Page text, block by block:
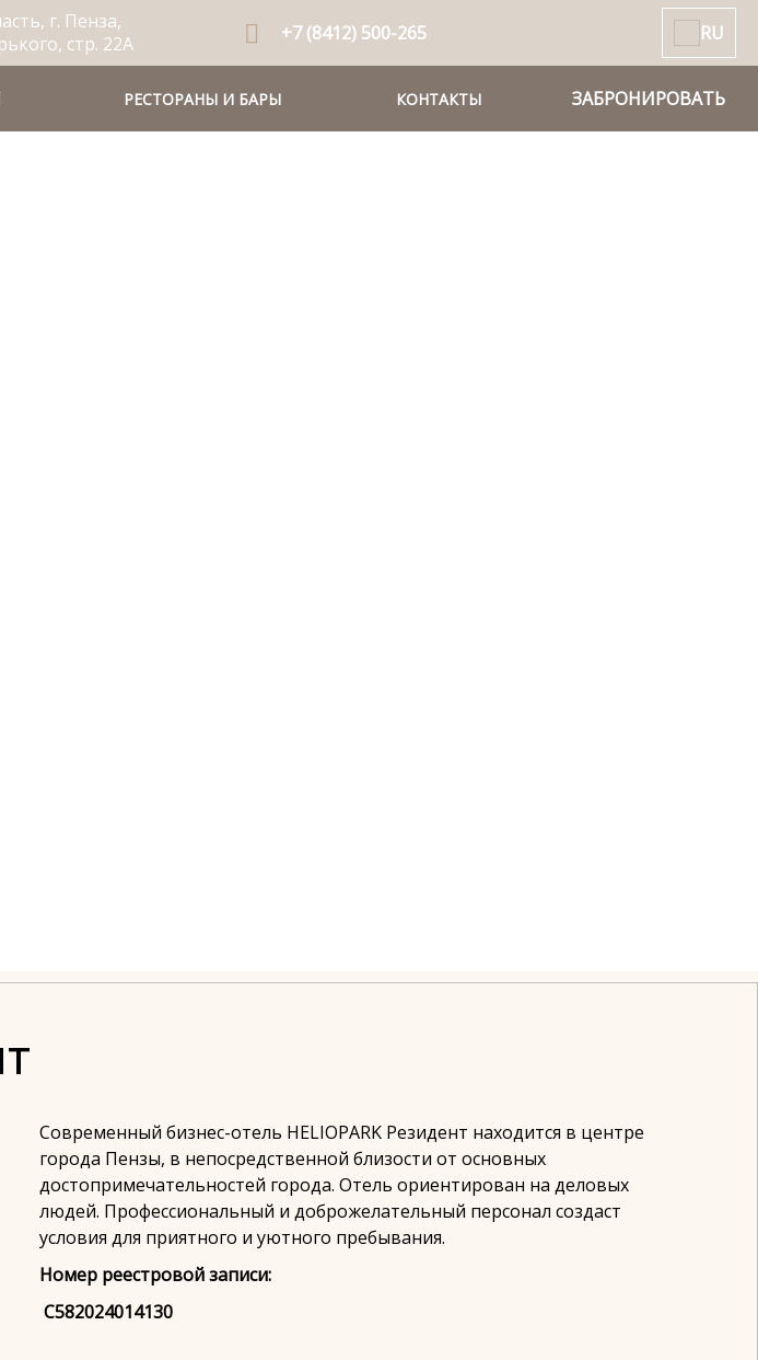
г. Пенза,
стр. 22А
+7 (8412) 500-265 RU
РЕСТОРАНЫ И БАРЫ КОНТАКТЫ ЗАБРОНИРОВАТЬ
Современный бизнес-отель HELIOPARK Резидент находится в центре
города Пензы, в непосредственной близости от основных
достопримечательностей города. Отель ориентирован на деловых
людей. Профессиональный и доброжелательный персонал создаст
условия для приятного и уютного пребывания.
Номер реестровой записи:
С582024014130